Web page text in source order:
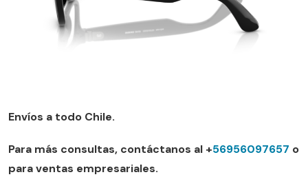
Envíos a todo Chile.
Para más consultas, contáctanos al +56956097657 o
para ventas empresariales.